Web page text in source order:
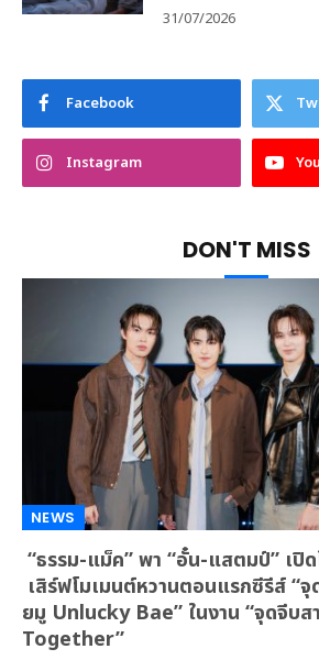
31/07/2026
Facebook
Instagram
DON'T MISS
NEWS
“ธรรม-แม็ค” พา “อั๋น-แสตมป์” เปิ
เสิร์ฟโมเมนต์หวานตอนแรกซีรีส์ “จุ
ยมู Unlucky Bae” ในงาน “จุดจีบ
Together”